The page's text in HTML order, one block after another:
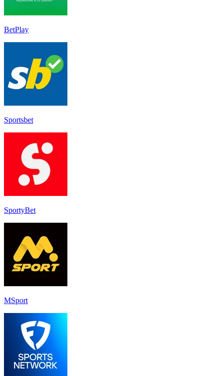
BetPlay
Sportsbet
SportyBet
MSport